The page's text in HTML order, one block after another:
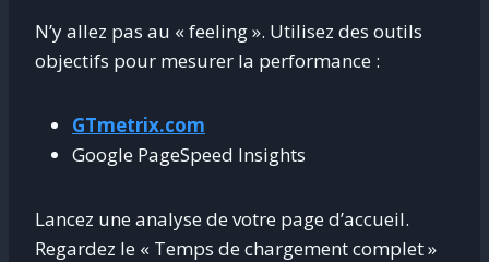
N’y allez pas au « feeling ». Utilisez des outils
objectifs pour mesurer la performance :
GTmetrix.com
Google PageSpeed Insights
Lancez une analyse de votre page d’accueil.
Regardez le « Temps de chargement complet »